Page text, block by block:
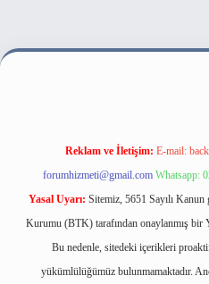
Reklam ve İletişim: E-mail:
forumhizmeti@gmail.com Whatsapp:
Yasal Uyarı: Sitemiz, 5651 Sayılı
Kurumu (BTK) tarafından onaylanmış bir
Bu nedenle, sitedeki içerikleri
yükümlülüğümüz bulunmamaktadır.